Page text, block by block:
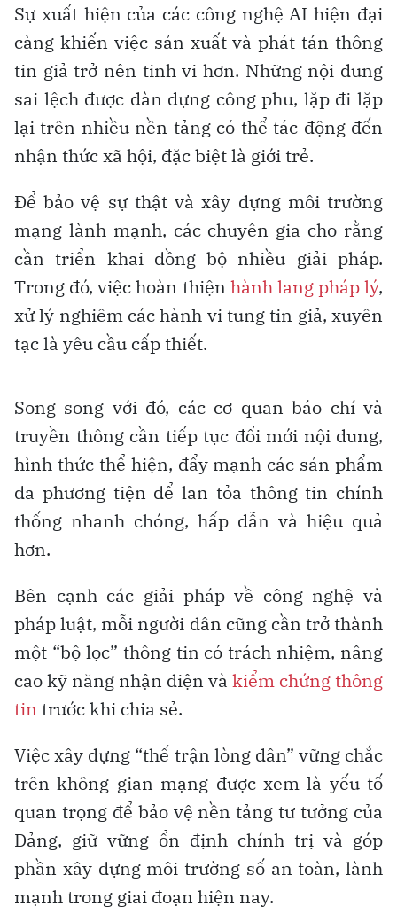
Sự xuất hiện của các công nghệ AI hiện đại
càng khiến việc sản xuất và phát tán thông
tin giả trở nên tinh vi hơn. Những nội dung
sai lệch được dàn dựng công phu, lặp đi lặp
lại trên nhiều nền tảng có thể tác động đến
nhận thức xã hội, đặc biệt là giới trẻ.
Để bảo vệ sự thật và xây dựng môi trường
mạng lành mạnh, các chuyên gia cho rằng
cần triển khai đồng bộ nhiều giải pháp.
Trong đó, việc hoàn thiện hành lang pháp lý,
xử lý nghiêm các hành vi tung tin giả, xuyên
tạc là yêu cầu cấp thiết.
Song song với đó, các cơ quan báo chí và
truyền thông cần tiếp tục đổi mới nội dung,
hình thức thể hiện, đẩy mạnh các sản phẩm
đa phương tiện để lan tỏa thông tin chính
thống nhanh chóng, hấp dẫn và hiệu quả
hơn.
Bên cạnh các giải pháp về công nghệ và
pháp luật, mỗi người dân cũng cần trở thành
một “bộ lọc” thông tin có trách nhiệm, nâng
cao kỹ năng nhận diện và kiểm chứng thông
tin trước khi chia sẻ.
Việc xây dựng “thế trận lòng dân” vững chắc
trên không gian mạng được xem là yếu tố
quan trọng để bảo vệ nền tảng tư tưởng của
Đảng, giữ vững ổn định chính trị và góp
phần xây dựng môi trường số an toàn, lành
mạnh trong giai đoạn hiện nay.